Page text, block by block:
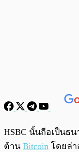
พร้อมเล่น
HSBC นั้นถือเป็นธ
ต้าน Bitcoin โดยล่